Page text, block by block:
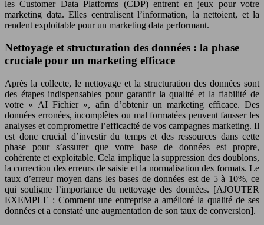
les Customer Data Platforms (CDP) entrent en jeux pour votre
marketing data. Elles centralisent l’information, la nettoient, et la
rendent exploitable pour un marketing data performant.
Nettoyage et structuration des données : la phase
cruciale pour un marketing efficace
Après la collecte, le nettoyage et la structuration des données sont
des étapes indispensables pour garantir la qualité et la fiabilité de
votre « AI Fichier », afin d’obtenir un marketing efficace. Des
données erronées, incomplètes ou mal formatées peuvent fausser les
analyses et compromettre l’efficacité de vos campagnes marketing. Il
est donc crucial d’investir du temps et des ressources dans cette
phase pour s’assurer que votre base de données est propre,
cohérente et exploitable. Cela implique la suppression des doublons,
la correction des erreurs de saisie et la normalisation des formats. Le
taux d’erreur moyen dans les bases de données est de 5 à 10%, ce
qui souligne l’importance du nettoyage des données. [AJOUTER
EXEMPLE : Comment une entreprise a amélioré la qualité de ses
données et a constaté une augmentation de son taux de conversion].